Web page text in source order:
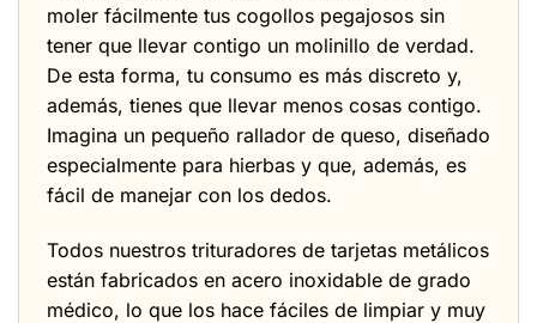
moler fácilmente tus cogollos pegajosos sin
tener que llevar contigo un molinillo de verdad.
De esta forma, tu consumo es más discreto y,
además, tienes que llevar menos cosas contigo.
Imagina un pequeño rallador de queso, diseñado
especialmente para hierbas y que, además, es
fácil de manejar con los dedos.
Todos nuestros trituradores de tarjetas metálicos
están fabricados en acero inoxidable de grado
médico, lo que los hace fáciles de limpiar y muy